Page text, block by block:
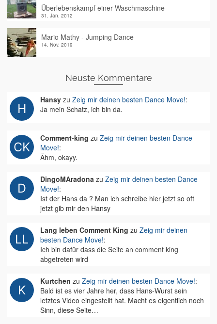
Überlebenskampf einer Waschmaschine
31. Jan. 2012
Mario Mathy - Jumping Dance
14. Nov. 2019
Neuste Kommentare
Hansy zu Zeig mir deinen besten Dance Move!:
Ja mein Schatz, ich bin da.
Comment-king zu Zeig mir deinen besten Dance
Move!:
Ähm, okayy.
DingoMAradona zu Zeig mir deinen besten Dance
Move!:
Ist der Hans da ? Man ich schreibe hier jetzt so oft
jetzt gib mir den Hansy
Lang leben Comment King zu Zeig mir deinen
besten Dance Move!:
Ich bin dafür dass die Seite an comment king
abgetreten wird
Kurtchen zu Zeig mir deinen besten Dance Move!:
Bald ist es vier Jahre her, dass Hans-Wurst sein
letztes Video eingestellt hat. Macht es eigentlich noch
Sinn, diese Seite…